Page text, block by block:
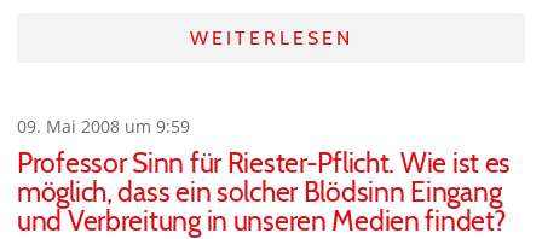
WEITERLESEN
09. Mai 2008 um 9:59
Professor Sinn für Riester-Pflicht. Wie ist es
möglich, dass ein solcher Blödsinn Eingang
und Verbreitung in unseren Medien findet?